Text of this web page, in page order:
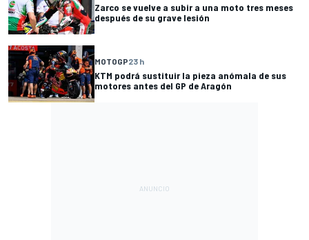
Zarco se vuelve a subir a una moto tres meses
después de su grave lesión
MOTOGP23 h
KTM podrá sustituir la pieza anómala de sus
motores antes del GP de Aragón